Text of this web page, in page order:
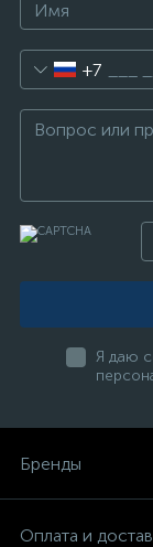
+7
Я даю
Бренды
Оплата и